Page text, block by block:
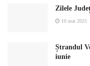
Zilele
10 mai 2025
Ștrandul
iunie